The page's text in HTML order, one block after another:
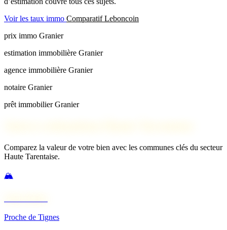
Voir les taux immo Comparatif Leboncoin
prix immo Granier
estimation immobilière Granier
agence immobilière Granier
notaire Granier
prêt immobilier Granier
Comparez la valeur de votre bien avec les communes clés du secteur
Haute Tarentaise.
🏔️
Proche de Tignes